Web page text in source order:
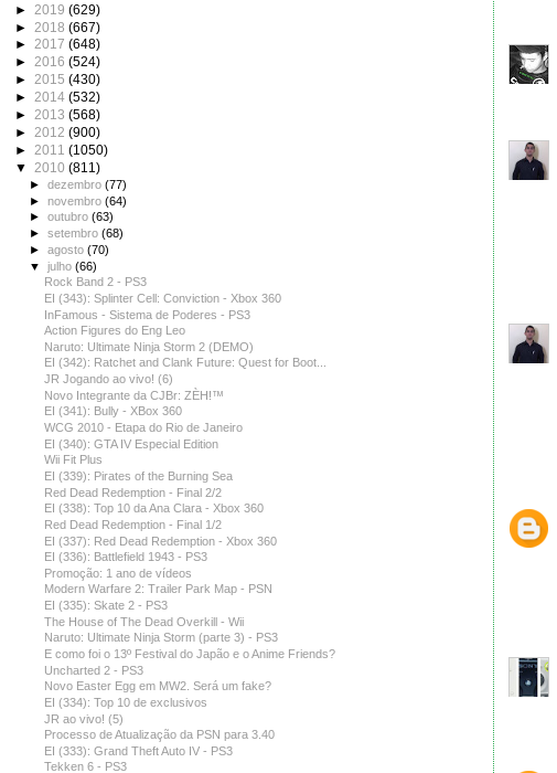
► 2019 (629)
► 2018 (667)
► 2017 (648)
► 2016 (524)
► 2015 (430)
► 2014 (532)
► 2013 (568)
► 2012 (900)
► 2011 (1050)
▼ 2010 (811)
►dezembro(77)
►novembro(64)
►outubro(63)
►setembro(68)
►agosto(70)
▼julho(66)
Rock Band 2 - PS3
EI (343): Splinter Cell: Conviction - Xbox 360
InFamous - Sistema de Poderes - PS3
Action Figures do Eng Leo
Naruto: Ultimate Ninja Storm 2 (DEMO)
EI (342): Ratchet and Clank Future: Quest for Boot...
JR Jogando ao vivo! (6)
Novo Integrante da CJBr: ZÈH!™
EI (341): Bully - XBox 360
WCG 2010 - Etapa do Rio de Janeiro
EI (340): GTA IV Especial Edition
Wii Fit Plus
EI (339): Pirates of the Burning Sea
Red Dead Redemption - Final 2/2
EI (338): Top 10 da Ana Clara - Xbox 360
Red Dead Redemption - Final 1/2
EI (337): Red Dead Redemption - Xbox 360
EI (336): Battlefield 1943 - PS3
Promoção: 1 ano de vídeos
Modern Warfare 2: Trailer Park Map - PSN
EI (335): Skate 2 - PS3
The House of The Dead Overkill - Wii
Naruto: Ultimate Ninja Storm (parte 3) - PS3
E como foi o 13º Festival do Japão e o Anime Friends?
Uncharted 2 - PS3
Novo Easter Egg em MW2. Será um fake?
EI (334): Top 10 de exclusivos
JR ao vivo! (5)
Processo de Atualização da PSN para 3.40
EI (333): Grand Theft Auto IV - PS3
Tekken 6 - PS3